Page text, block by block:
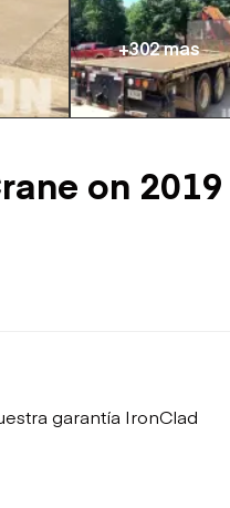
Trailers
Remolques volcados
Remolques de
plataforma
Remolques de troncos
+302 mas
on 2019
garantía IronClad